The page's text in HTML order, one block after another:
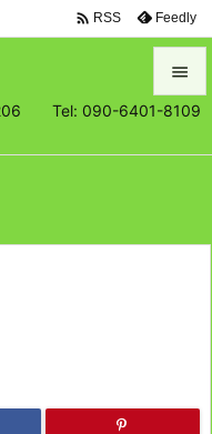
206 Tel: 090-6401-8109


 RSS Feedly